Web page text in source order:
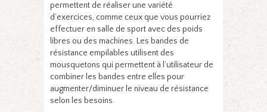
permettent de réaliser une variété
d’exercices, comme ceux que vous pourriez
effectuer en salle de sport avec des poids
libres ou des machines. Les bandes de
résistance empilables utilisent des
mousquetons qui permettent à l’utilisateur de
combiner les bandes entre elles pour
augmenter/diminuer le niveau de résistance
selon les besoins.